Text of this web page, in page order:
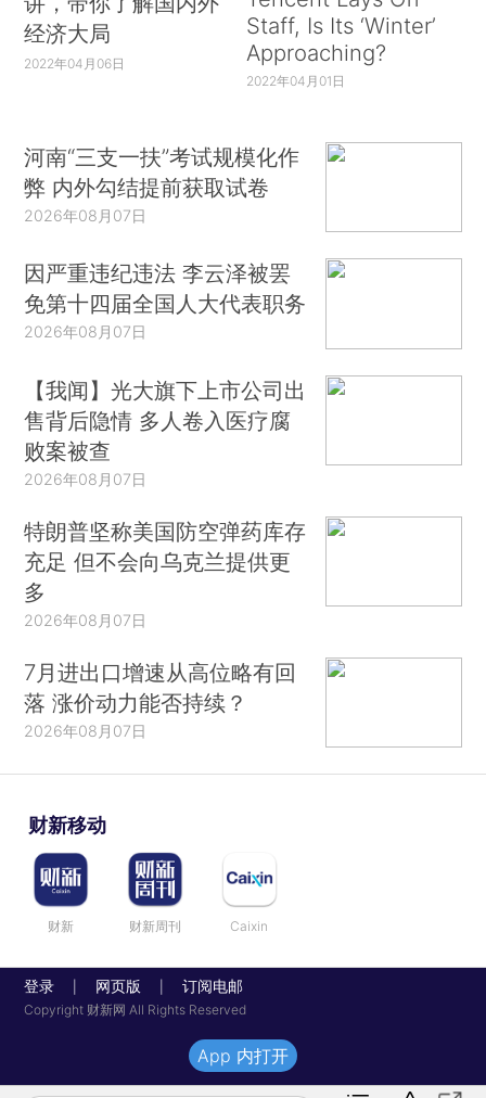
经济大局
2022年04月06日
Staff, Is Its ‘Winter’
Approaching?
2022年04月01日
河南“三支一扶”考试规模化作
弊 内外勾结提前获取试卷
2026年08月07日
因严重违纪违法 李云泽被罢
免第十四届全国人大代表职务
2026年08月07日
【我闻】光大旗下上市公司出
售背后隐情 多人卷入医疗腐
败案被查
2026年08月07日
特朗普坚称美国防空弹药库存
充足 但不会向乌克兰提供更
多
2026年08月07日
7月进出口增速从高位略有回
落 涨价动力能否持续？
2026年08月07日
财新移动
财新 财新周刊 Caixin
登录 网页版 订阅电邮
Copyright 财新网 All Rights Reserved
App 内打开